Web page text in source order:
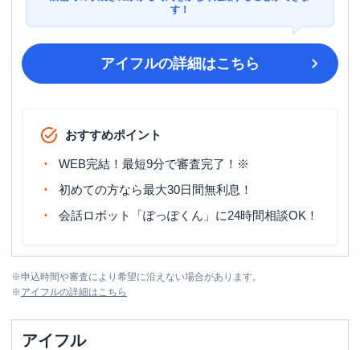
す！
アイフルの詳細はこちら
おすすめポイント
WEB完結！最短9分で審査完了！※
初めての方なら最大30日間無利息！
会話ロボット「ぽっぽくん」に24時間相談OK！
※申込時間や審査により希望に沿えない場合があります。
※アイフルの詳細はこちら
アイフル